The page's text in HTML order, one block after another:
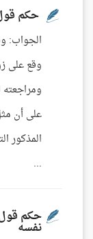
حكم
الجواب:
وقع على
على أن
المذكور
...
حكم
نفسه